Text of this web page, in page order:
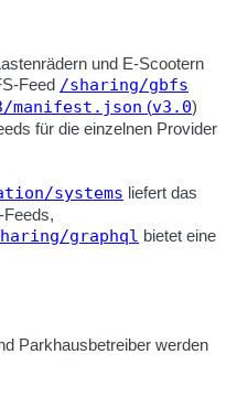
und E-Scootern
Feed /sharing/gbfs
manifest.json (v3.0)
für die einzelnen Provider
systems liefert das
graphql bietet eine
Parkhausbetreiber werden